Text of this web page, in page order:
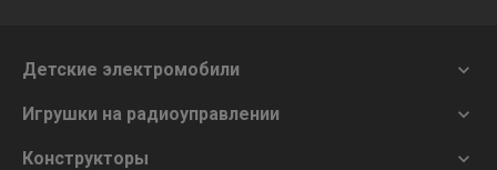
Детские электромобили 
Игрушки на радиоуправлении 
Конструкторы 